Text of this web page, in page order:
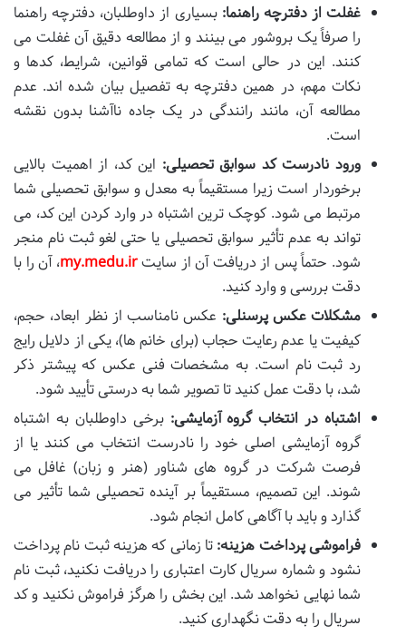
غفلت از دفترچه راهنما: بسیاری از داوطلبان، دفترچه راهنما
را صرفاً یک بروشور می بینند و از مطالعه دقیق آن غفلت می
کنند. این در حالی است که تمامی قوانین، شرایط، کدها و
نکات مهم، در همین دفترچه به تفصیل بیان شده اند. عدم
مطالعه آن، مانند رانندگی در یک جاده ناآشنا بدون نقشه
است.
ورود نادرست کد سوابق تحصیلی: این کد، از اهمیت بالایی
برخوردار است زیرا مستقیماً به معدل و سوابق تحصیلی شما
مرتبط می شود. کوچک ترین اشتباه در وارد کردن این کد، می
تواند به عدم تأثیر سوابق تحصیلی یا حتی لغو ثبت نام منجر
شود. حتماً پس از دریافت آن از سایتmy.medu.ir، آن را با
دقت بررسی و وارد کنید.
مشکلات عکس پرسنلی: عکس نامناسب از نظر ابعاد، حجم،
کیفیت یا عدم رعایت حجاب (برای خانم ها)، یکی از دلایل رایج
رد ثبت نام است. به مشخصات فنی عکس که پیشتر ذکر
شد، با دقت عمل کنید تا تصویر شما به درستی تأیید شود.
اشتباه در انتخاب گروه آزمایشی: برخی داوطلبان به اشتباه
گروه آزمایشی اصلی خود را نادرست انتخاب می کنند یا از
فرصت شرکت در گروه های شناور (هنر و زبان) غافل می
شوند. این تصمیم، مستقیماً بر آینده تحصیلی شما تأثیر می
گذارد و باید با آگاهی کامل انجام شود.
فراموشی پرداخت هزینه: تا زمانی که هزینه ثبت نام پرداخت
نشود و شماره سریال کارت اعتباری را دریافت نکنید، ثبت نام
شما نهایی نخواهد شد. این بخش را هرگز فراموش نکنید و کد
سریال را به دقت نگهداری کنید.